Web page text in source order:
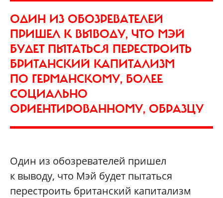
ОДИН ИЗ ОБОЗРЕВАТЕЛЕЙ
ПРИШЕЛ К ВЫВОДУ, ЧТО МЭЙ
БУДЕТ ПЫТАТЬСЯ ПЕРЕСТРОИТЬ
БРИТАНСКИЙ КАПИТАЛИЗМ
ПО ГЕРМАНСКОМУ, БОЛЕЕ
СОЦИАЛЬНО
ОРИЕНТИРОВАННОМУ, ОБРАЗЦУ
Один из обозревателей пришел
к выводу, что Мэй будет пытаться
перестроить британский капитализм